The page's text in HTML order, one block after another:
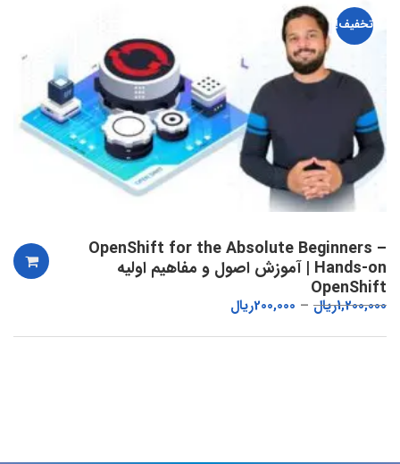
تخفیف!
OpenShift for the Absolute Beginners –
Hands-on | آموزش اصول و مفاهیم اولیه
OpenShift
1,200,000ریال 200,000ریال